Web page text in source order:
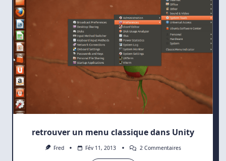
retrouver un menu classique dans Unity
Fred Fév 11, 2013 2 CommentairesSur